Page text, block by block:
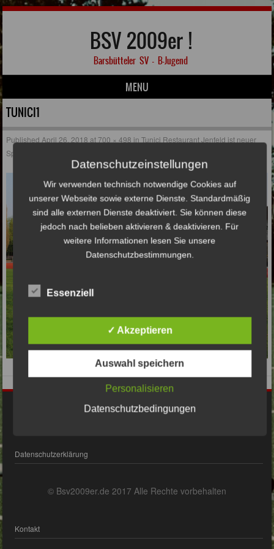
BSV 2009er !
Barsbütteler SV – B-Jugend
MENU
Skip to content
TUNICI1
Published April 26, 2018 at700 × 498 inTunici Restaurant Jenfeld ist neuer
Sponsor der 2009er !
Datenschutzerklärung
© Bsv2009er.de 2017 Alle Rechte vorbehalten
Kontakt
Datenschutzeinstellungen
Wir verwenden technisch notwendige Cookies auf
unserer Webseite sowie externe Dienste. Standardmäßig
sind alle externen Dienste deaktiviert. Sie können diese
jedoch nach belieben aktivieren & deaktivieren. Für
weitere Informationen lesen Sie unsere
Datenschutzbestimmungen.
Essenziell
✓ Akzeptieren
Auswahl speichern
Personalisieren
Datenschutzbedingungen